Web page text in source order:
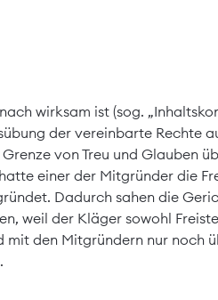
wirksam ist (sog.
der vereinbarte Rechte
von Treu und Glauben
einer der Mitgründer die
Dadurch sahen die
weil der Kläger sowohl
den Mitgründern nur noch